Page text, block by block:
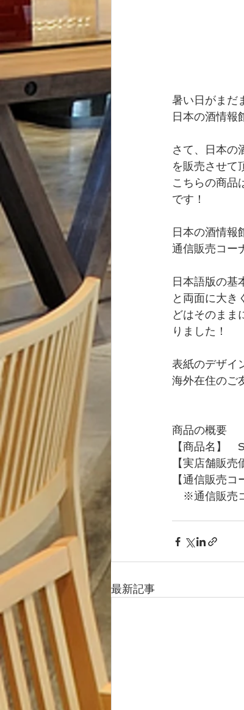
暑い日がまだ
日本の酒情報
さて、日本の
を販売させて
こちらの商品
です！
日本の酒情報
通信販売コー
日本語版の基
と両面に大き
どはそのまま
りました！
表紙のデザイ
海外在住のご
商品の概要
【商品名】
【実店舗販
【通信販売
※通信販売コ
最新記事